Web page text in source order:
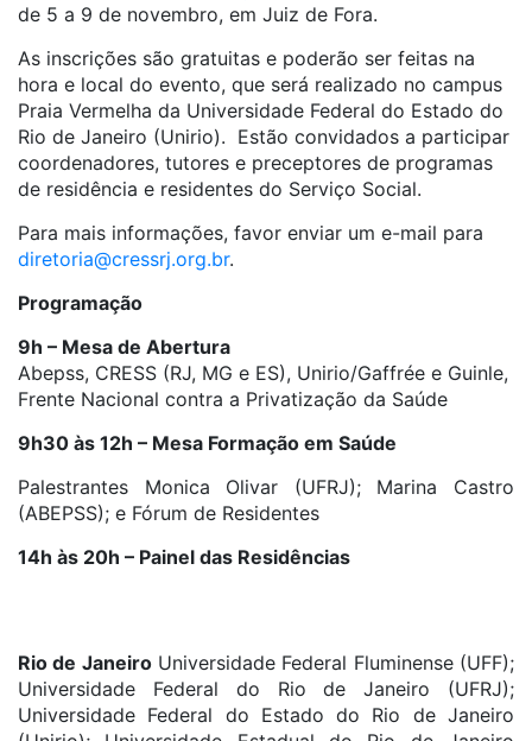
de 5 a 9 de novembro, em Juiz de Fora.
As inscrições são gratuitas e poderão ser feitas na
hora e local do evento, que será realizado no campus
Praia Vermelha da Universidade Federal do Estado do
Rio de Janeiro (Unirio). Estão convidados a participar
coordenadores, tutores e preceptores de programas
de residência e residentes do Serviço Social.
Para mais informações, favor enviar um e-mail para
diretoria@cressrj.org.br.
Programação
9h – Mesa de Abertura
Abepss, CRESS (RJ, MG e ES), Unirio/Gaffrée e Guinle,
Frente Nacional contra a Privatização da Saúde
9h30 às 12h – Mesa Formação em Saúde
Palestrantes Monica Olivar (UFRJ); Marina Castro
(ABEPSS); e Fórum de Residentes
14h às 20h – Painel das Residências
Rio de JaneiroUniversidade Federal Fluminense (UFF);
Universidade Federal do Rio de Janeiro (UFRJ);
Universidade Federal do Estado do Rio de Janeiro